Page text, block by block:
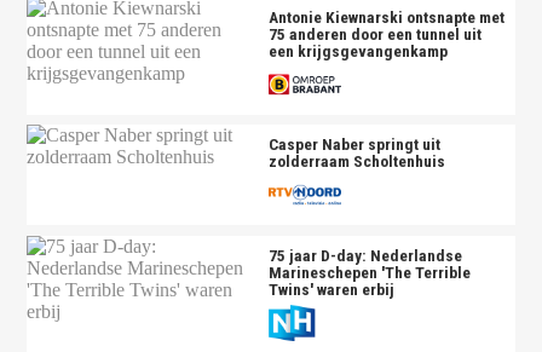
Antonie Kiewnarski ontsnapte met
75 anderen door een tunnel uit
een krijgsgevangenkamp
Casper Naber springt uit
zolderraam Scholtenhuis
75 jaar D-day: Nederlandse
Marineschepen 'The Terrible
Twins' waren erbij